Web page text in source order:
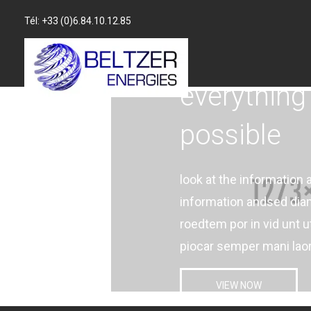
Tél: +33 (0)6.84.10.12.85
possible
look at the information
information andsed
roedtem por in vid unt
piocar semper mani
VIEW NOW